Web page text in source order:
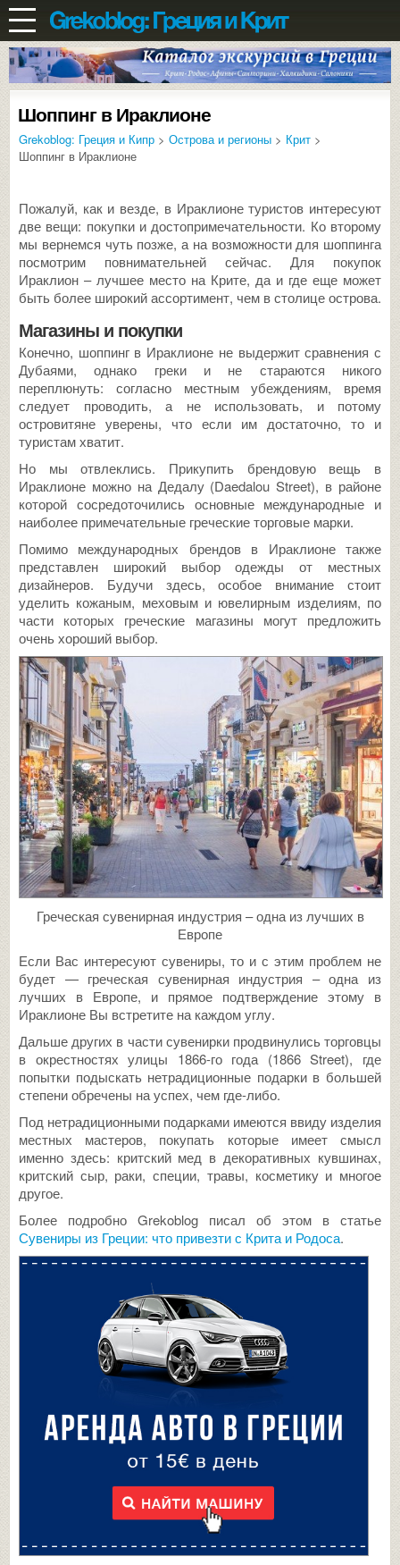
Шоппинг в Ираклионе
Grekoblog: Греция и Кипр > Острова и регионы > Крит >
Шоппинг в Ираклионе
Пожалуй, как и везде, в Ираклионе туристов интересуют
две вещи: покупки и достопримечательности. Ко второму
мы вернемся чуть позже, а на возможности для шоппинга
посмотрим повнимательней сейчас. Для покупок
Ираклион – лучшее место на Крите, да и где еще может
быть более широкий ассортимент, чем в столице острова.
Магазины и покупки
Конечно, шоппинг в Ираклионе не выдержит сравнения с
Дубаями, однако греки и не стараются никого
переплюнуть: согласно местным убеждениям, время
следует проводить, а не использовать, и потому
островитяне уверены, что если им достаточно, то и
туристам хватит.
Но мы отвлеклись. Прикупить брендовую вещь в
Ираклионе можно на Дедалу (Daedalou Street), в районе
которой сосредоточились основные международные и
наиболее примечательные греческие торговые марки.
Помимо международных брендов в Ираклионе также
представлен широкий выбор одежды от местных
дизайнеров. Будучи здесь, особое внимание стоит
уделить кожаным, меховым и ювелирным изделиям, по
части которых греческие магазины могут предложить
очень хороший выбор.
Греческая сувенирная индустрия – одна из лучших в
Европе
Если Вас интересуют сувениры, то и с этим проблем не
будет — греческая сувенирная индустрия – одна из
лучших в Европе, и прямое подтверждение этому в
Ираклионе Вы встретите на каждом углу.
Дальше других в части сувенирки продвинулись торговцы
в окрестностях улицы 1866-го года (1866 Street), где
попытки подыскать нетрадиционные подарки в большей
степени обречены на успех, чем где-либо.
Под нетрадиционными подарками имеются ввиду изделия
местных мастеров, покупать которые имеет смысл
именно здесь: критский мед в декоративных кувшинах,
критский сыр, раки, специи, травы, косметику и многое
другое.
Более подробно Grekoblog писал об этом в статье
Сувениры из Греции: что привезти с Крита и Родоса.